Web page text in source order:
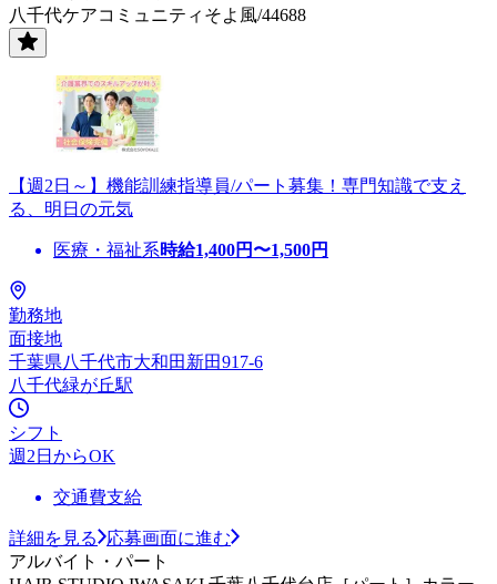
八千代ケアコミュニティそよ風/44688
【週2日～】機能訓練指導員/パート募集！専門知識で支え
る、明日の元気
医療・福祉系時給1,400円〜1,500円
勤務地
面接地
千葉県八千代市大和田新田917-6
八千代緑が丘駅
シフト
週2日からOK
交通費支給
詳細を見る
応募画面に進む
アルバイト・パート